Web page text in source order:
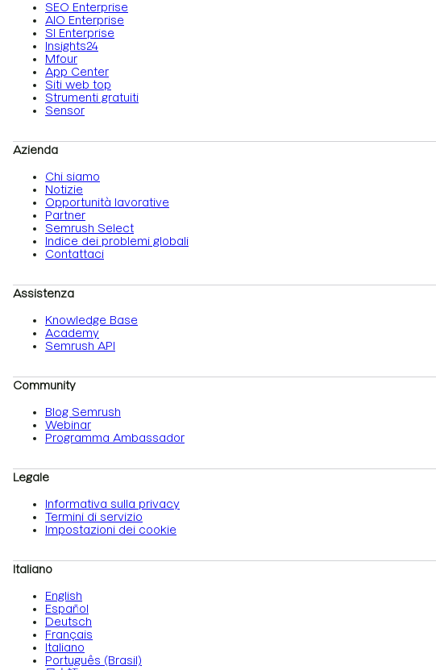
SEO Enterprise
AIO Enterprise
SI Enterprise
Insights24
Mfour
App Center
Siti web top
Strumenti gratuiti
Sensor
Azienda
Chi siamo
Notizie
Opportunità lavorative
Partner
Semrush Select
Indice dei problemi globali
Contattaci
Assistenza
Knowledge Base
Academy
Semrush API
Community
Blog Semrush
Webinar
Programma Ambassador
Legale
Informativa sulla privacy
Termini di servizio
Impostazioni dei cookie
Italiano
English
Español
Deutsch
Français
Italiano
Português (Brasil)